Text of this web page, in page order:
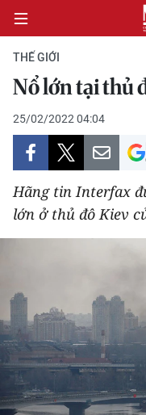
CHÍNH TRỊ
KINH TẾ
VĂN HÓA
DU LỊCH
THẾ GIỚI
THỂ THAO
THẾ GIỚI
Nổ lớn tại thủ
25/02/2022 04:04
Hãng tin Interfax
lớn ở thủ đô Kiev